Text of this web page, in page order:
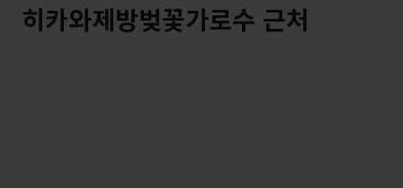
히카와제방벚꽃가로수 근처